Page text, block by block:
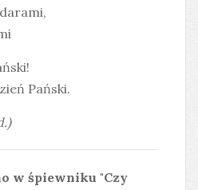
Pański.
w śpiewniku "Czy